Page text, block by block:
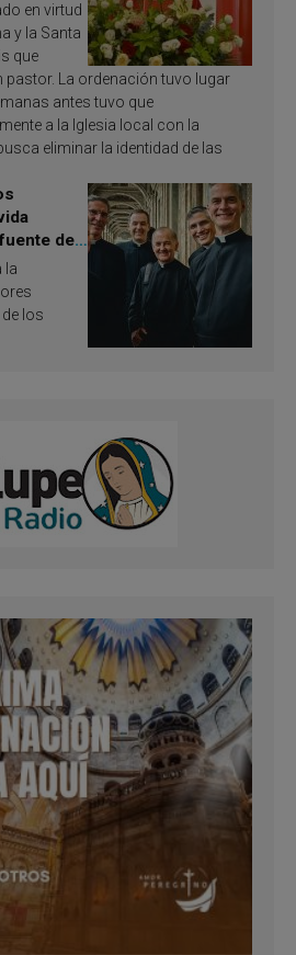
en virtud
y la Santa
que
pastor. La ordenación tuvo lugar
antes tuvo que
a la Iglesia local con la
eliminar la identidad de las
de
la
los